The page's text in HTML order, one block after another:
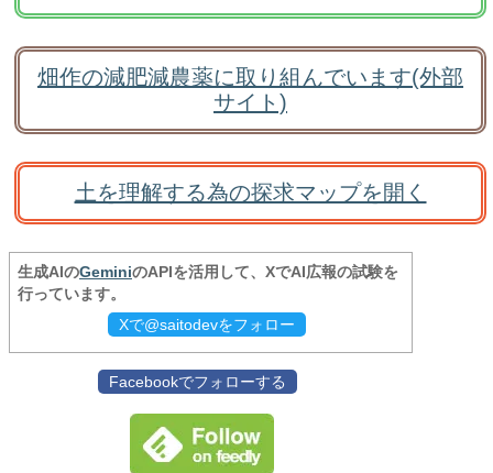
畑作の減肥減農薬に取り組んでいます(外部
サイト)
土を理解する為の探求マップを開く
生成AIのGeminiのAPIを活用して、XでAI広報の試験を
行っています。
Xで@saitodevをフォロー
Facebookでフォローする